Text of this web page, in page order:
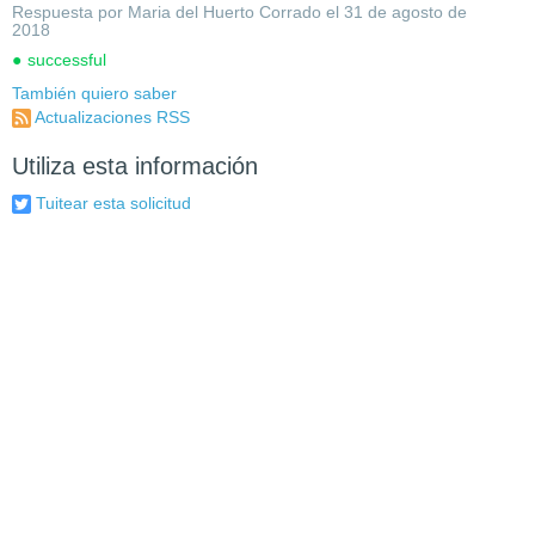
Respuesta por Maria del Huerto Corrado el 31 de agosto de
2018
successful
También quiero saber
Actualizaciones RSS
Utiliza esta información
Tuitear esta solicitud